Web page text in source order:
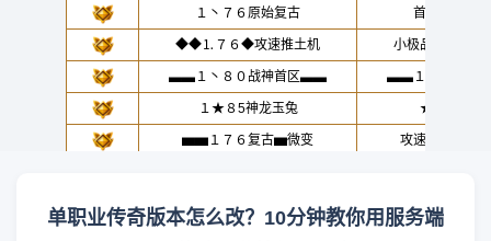
单职业传奇版本怎么改？10分钟教你用服务端